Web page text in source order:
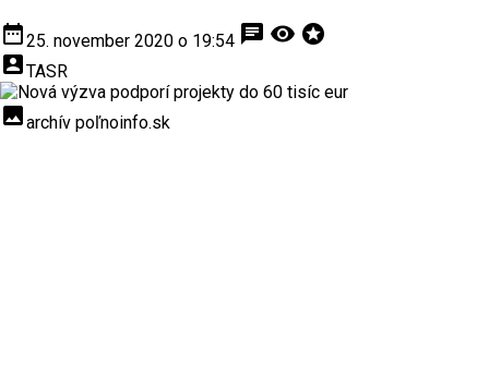
date_range25. november 2020 o 19:54 chat visibility stars
account_boxTASR
insert_photoarchív poľnoinfo.sk